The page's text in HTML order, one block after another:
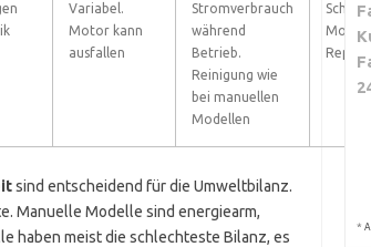
Variabel.
Motor kann
ausfallen
Stromverbrauch
während
Betrieb.
Reinigung wie
bei manuellen
Modellen
Motor
sind entscheidend für die Umweltbilanz.
Manuelle Modelle sind energiearm,
haben meist die schlechteste Bilanz, es
*